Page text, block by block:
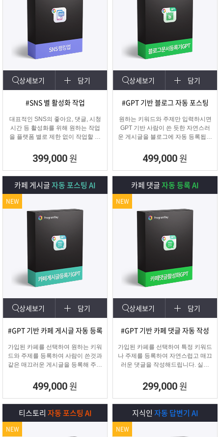
상세보기 담기
#SNS 별 활성화 작업
대표적인 SNS의 좋아요, 댓글, 시청
시간 등 활성화를 위해 원하는 작업
을 플랫폼 별로 제한 없이 작업할 수
SNS 육성용, 마케터, 인플루언서 분
들이 계정 활성화하기에 적합한 프로
그램입니다.
399,000 원
상세보기 담기
#GPT 기반 블로그 자동 포스팅
원하는 키워드와 주제만 입력하시면
GPT 기반 사람이 쓴 듯한 자연스러
운 게시글을 블로그에 자동 등록됩니
블로그 대량 육성용, 특정 업체를 여
러 블로그에 홍보하기 적합한
마케팅 프로그램입니다.
499,000 원
카페 게시글자동 포스팅 AI
상세보기 담기
#GPT 기반 카페 게시글 자동 등록
가입된 카페를 선택하여 원하는 키워
드와 주제를 등록하여 사람이 쓴것과
같은 매끄러운 게시글을 등록해 주며
물품 판매 글을 함께
업로드 할 수 있습니다.
499,000 원
NEW
카페 댓글자동 등록 AI
상세보기 담기
#GPT 기반 카페 댓글 자동 작성
가입된 카페를 선택하여 특정 키워드
나 주제를 등록하여 자연스럽고 매끄
러운 댓글을 작성해드립니다. 실제
러운 댓글을 달아 카페가 활성화 효
과를 보실 수 있습니다.
299,000 원
NEW
티스토리 자동 포스팅 AI
NEW
지식인 자동 답변기 AI
NEW